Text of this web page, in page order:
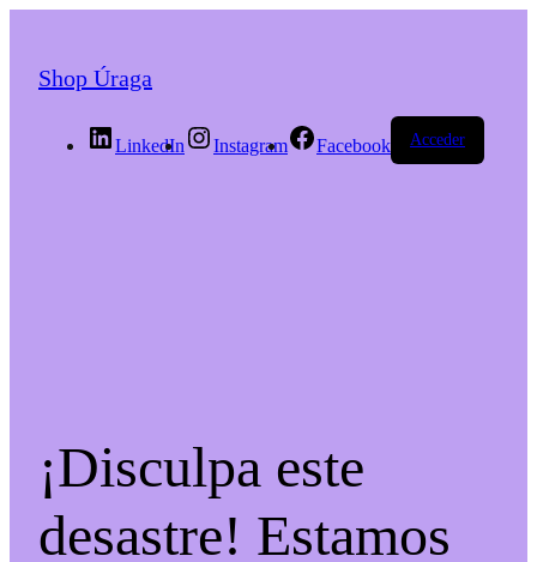
Shop Úraga
LinkedIn Instagram Facebook Acceder
¡Disculpa este
desastre! Estamos